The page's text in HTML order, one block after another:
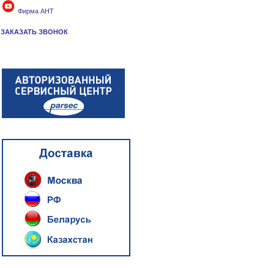
Фирма АНТ
ЗАКАЗАТЬ ЗВОНОК